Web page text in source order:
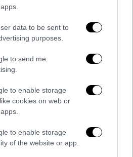
data to be sent to
purposes.
to send me
to enable storage
cookies on web or
to enable storage
of the website or app.
στο γήπεδο. Ο διαιτητής
διέκοψε για
τα μεγάφωνα
στο ethnos.gr: «Κάποτε
ότι το να είσαι outsider ήταν
τώρα το βλέπω ως δύναμη»